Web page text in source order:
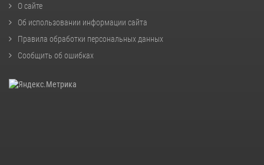
О сайте
Об использовании информации сайта
Правила обработки персональных данных
Сообщить об ошибках